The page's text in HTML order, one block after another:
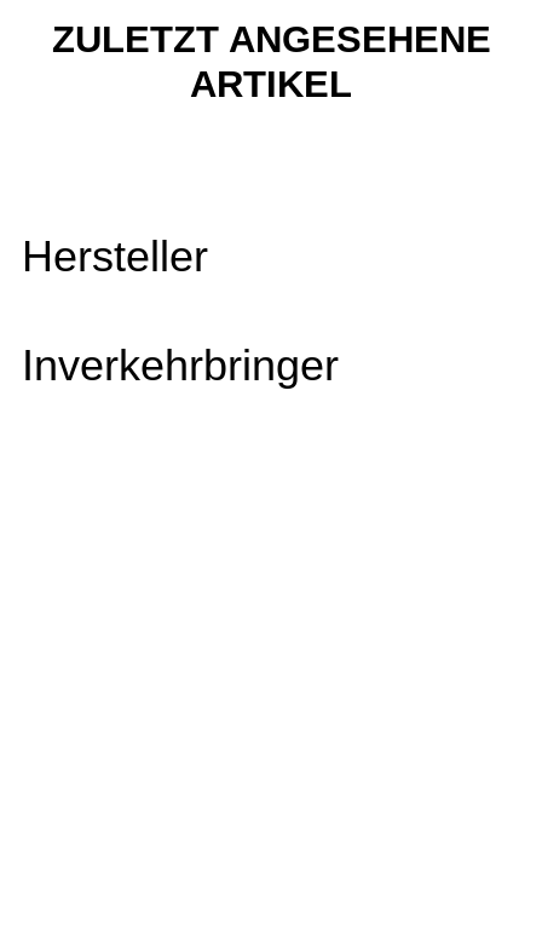
ZULETZT ANGESEHENE
ARTIKEL
Hersteller
Inverkehrbringer